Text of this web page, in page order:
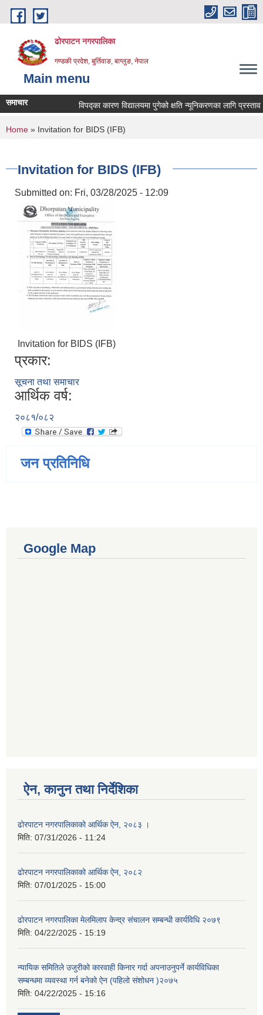
Skip to main content
ढोरपाटन नगरपालिका
गण्डकी प्रदेश, बुर्तिवाङ, बाग्लुङ, नेपाल
Main menu
समाचार विपद्का कारण विद्यालयमा पुगेको क्षति न्यूनिकरणका लागि प्रस्ताव
You are here
Home » Invitation for BIDS (IFB)
Invitation for BIDS (IFB)
Submitted on: Fri, 03/28/2025 - 12:09
Invitation for BIDS (IFB)
प्रकार:
सूचना तथा समाचार
आर्थिक वर्ष:
२०८१/०८२
जन प्रतिनिधि
Google Map
ऐन, कानुन तथा निर्देशिका
ढोरपाटन नगरपालिकाको आर्थिक ऐन, २०८३ ।
मिति: 07/31/2026 - 11:24
ढोरपाटन नगरपालिकाको आर्थिक ऐन, २०८२
मिति: 07/01/2025 - 15:00
ढोरपाटन नगरपालिका मेलमिलाप केन्द्र संचालन सम्बन्धी कार्यविधि २०७९
मिति: 04/22/2025 - 15:19
न्यायिक समितिले उजुरीको कारवाही किनार गर्दा अपनाउनुपर्ने कार्यविधिका
सम्बन्धमा व्यवस्था गर्न बनेको ऐन (पहिलो संशोधन )२०७५
मिति: 04/22/2025 - 15:16